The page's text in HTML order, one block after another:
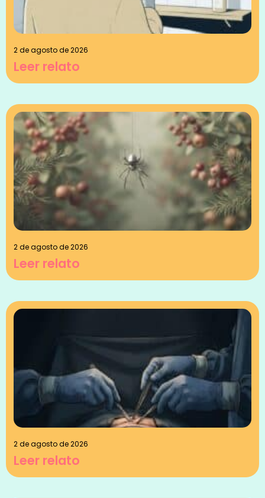
2 de agosto de 2026
Leer relato
2 de agosto de 2026
Leer relato
2 de agosto de 2026
Leer relato